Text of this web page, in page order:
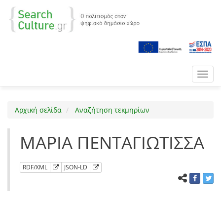
Αρχική σελίδα Αναζήτηση τεκμηρίων
ΜΑΡΙΑ ΠΕΝΤΑΓΙΩΤΙΣΣΑ
RDF/XML JSON-LD